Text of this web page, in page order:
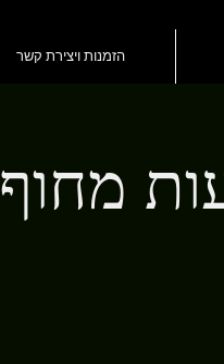
הזמנות ויצירת קשר
מחוף